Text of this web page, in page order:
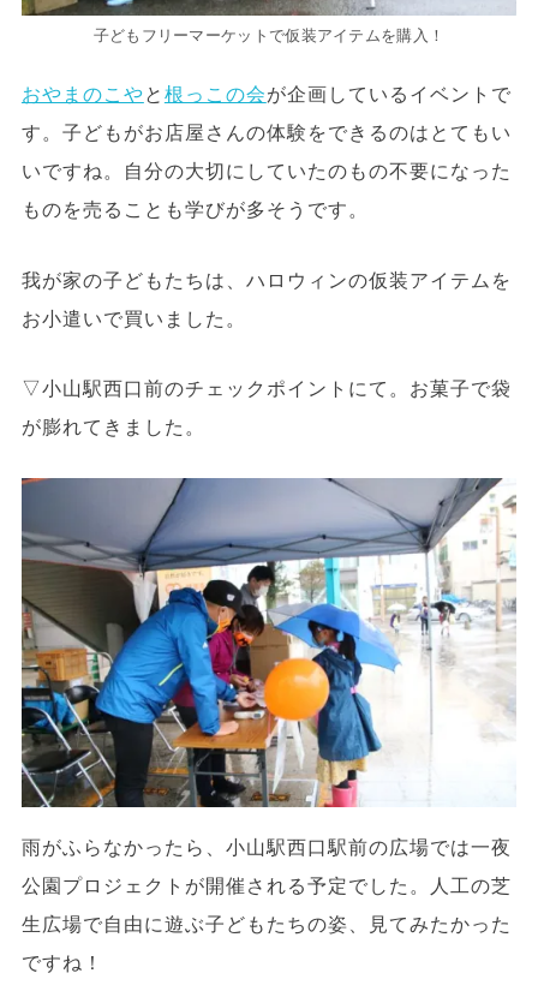
子どもフリーマーケットで仮装アイテムを購入！
おやまのこやと 根っこの会が企画しているイベントで
す。子どもがお店屋さんの体験をできるのはとてもい
いですね。自分の大切にしていたのもの不要になった
ものを売ることも学びが多そうです。
我が家の子どもたちは、ハロウィンの仮装アイテムを
お小遣いで買いました。
▽小山駅西口前のチェックポイントにて。お菓子で袋
が膨れてきました。
雨がふらなかったら、小山駅西口駅前の広場では一夜
公園プロジェクトが開催される予定でした。人工の芝
生広場で自由に遊ぶ子どもたちの姿、見てみたかった
ですね！